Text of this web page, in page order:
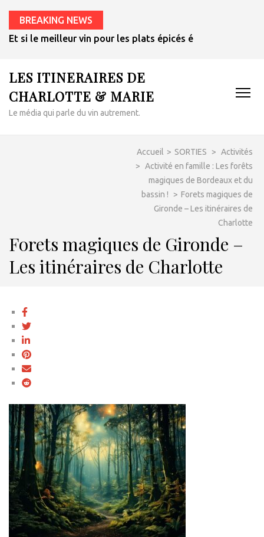
BREAKING NEWS
Et si le meilleur vin pour les plats épicés était un rosé de
LES ITINERAIRES DE
CHARLOTTE & MARIE
Le média qui parle du vin autrement.
Accueil > SORTIES > Activités
> Activité en famille : Les forêts
magiques de Bordeaux et du
bassin !
> Forets magiques de
Gironde – Les itinéraires de
Charlotte
Forets magiques de Gironde –
Les itinéraires de Charlotte